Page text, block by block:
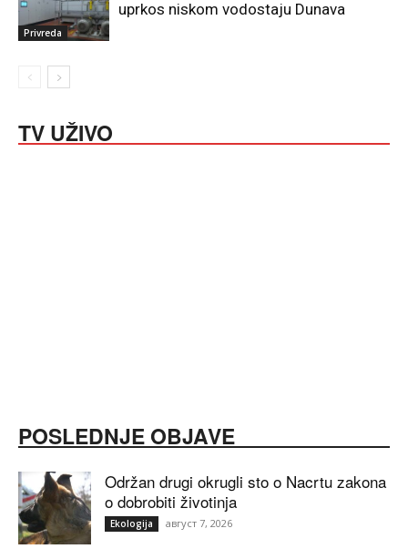
Privreda
uprkos niskom vodostaju Dunava
TV UŽIVO
POSLEDNJE OBJAVE
Održan drugi okrugli sto o Nacrtu zakona
o dobrobiti životinja
Ekologija август 7, 2026